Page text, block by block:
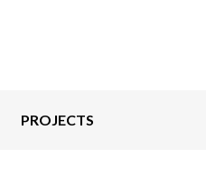
PROJECTS